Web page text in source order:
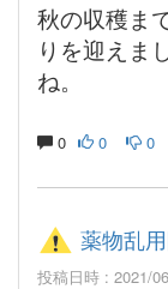
秋の収穫ま
りを迎えま
ね。
0 0 0
薬物乱
投稿日時 : 2021/